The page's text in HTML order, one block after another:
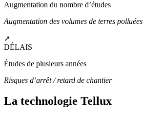
Augmentation du nombre d’études
Augmentation des volumes de terres polluées
➚
DÉLAIS
Études de plusieurs années
Risques d’arrêt / retard de chantier
La technologie Tellux